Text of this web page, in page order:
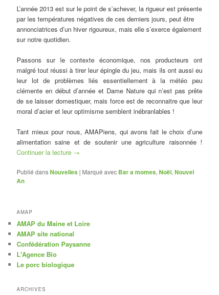
L’année 2013 est sur le point de s’achever, la rigueur est présente
par les températures négatives de ces derniers jours, peut être
annonciatrices d’un hiver rigoureux, mais elle s’exerce également
sur notre quotidien.
Passons sur le contexte économique, nos producteurs ont
malgré tout réussi à tirer leur épingle du jeu, mais ils ont aussi eu
leur lot de problèmes liés essentiellement à la météo peu
clémente en début d’année et Dame Nature qui n’est pas prête
de se laisser domestiquer, mais force est de reconnaitre que leur
moral d’acier et leur optimisme semblent inébranlables !
Tant mieux pour nous, AMAPiens, qui avons fait le choix d’une
alimentation saine et de soutenir une agriculture raisonnée !
Continuer la lecture →
Publié dansNouvelles | Marqué avec Bar a momes,Noël,Nouvel
An
AMAP
AMAP du Maine et Loire
AMAP site national
Confédération Paysanne
L'Agence Bio
Le porc biologique
ARCHIVES